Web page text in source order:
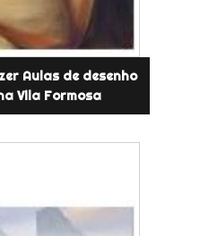
Aulas de desenho
Vila Formosa